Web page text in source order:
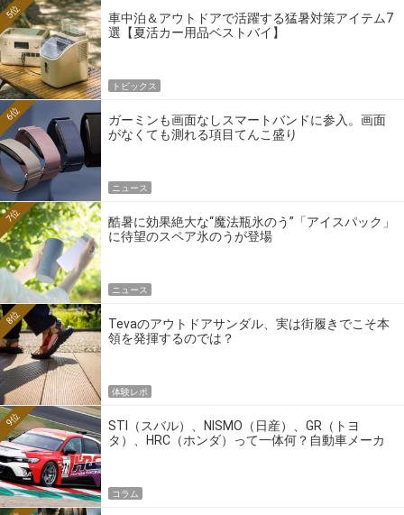
車中泊＆アウトドアで活躍する猛暑対策アイテム7
選【夏活カー用品ベストバイ】
5位
トピックス
ガーミンも画面なしスマートバンドに参入。画面
がなくても測れる項目てんこ盛り
6位
ニュース
酷暑に効果絶大な“魔法瓶氷のう”「アイスパック」
に待望のスペア氷のうが登場
7位
ニュース
Tevaのアウトドアサンダル、実は街履きでこそ本
領を発揮するのでは？
8位
体験レポ
STI（スバル）、NISMO（日産）、GR（トヨ
タ）、HRC（ホンダ）って一体何？自動車メーカ
9位
コラム